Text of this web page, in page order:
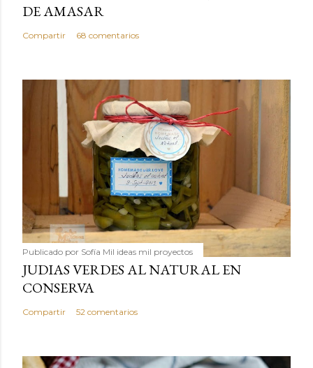
DE AMASAR
Compartir 68 comentarios
Publicado por Sofía Mil ideas mil proyectos
JUDIAS VERDES AL NATURAL EN
CONSERVA
Compartir 52 comentarios